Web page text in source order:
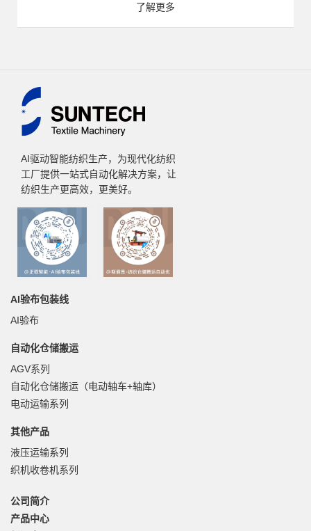
了解更多
AI驱动智能纺织生产，为现代化纺织
工厂提供一站式自动化解决方案，让
纺织生产更高效，更美好。
AI验布包装线
AI验布
自动化仓储搬运
AGV系列
自动化仓储搬运（电动轴车+轴库）
电动运输系列
其他产品
液压运输系列
织机收卷机系列
公司简介
产品中心